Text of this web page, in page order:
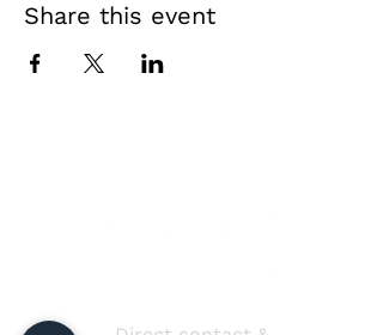
Share this event